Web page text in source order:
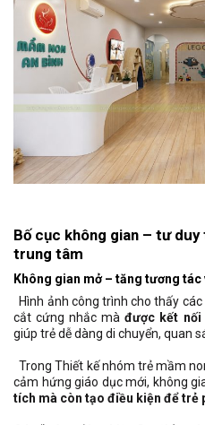
Bố cục không gian – tư
trung tâm
Không gian mở – tăng tương
Hình ảnh công trình cho thấy
cắt cứng nhắc màđược kết nối
giúp trẻ dễ dàng di chuyển, quan
Trong Thiết kế nhóm trẻ mầm
cảm hứng giáo dục mới, không
tích mà còn tạo điều kiện để trẻ